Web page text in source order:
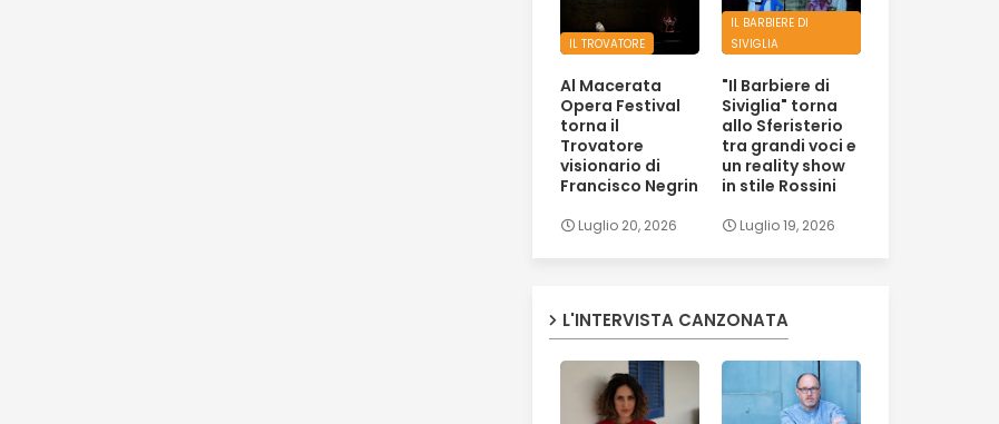
IL TROVATORE
Al Macerata
Opera Festival
torna il
Trovatore
visionario di
Francisco Negrin
Luglio 20, 2026
IL BARBIERE DI
SIVIGLIA
"Il Barbiere di
Siviglia" torna
allo Sferisterio
tra grandi voci e
un reality show
in stile Rossini
Luglio 19, 2026
L'INTERVISTA CANZONATA